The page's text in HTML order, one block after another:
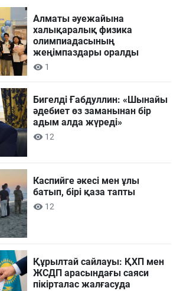
Алматы әуежайына
халықаралық физика
олимпиадасының
жеңімпаздары оралды
1
Бигелді Ғабдуллин: «Шынайы
әдебиет өз заманынан бір
адым алда жүреді»
12
Каспийге әкесі мен ұлы
батып, бірі қаза тапты
12
Құрылтай сайлауы: ҚХП мен
ЖСДП арасындағы саяси
пікірталас жалғасуда